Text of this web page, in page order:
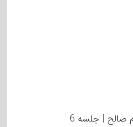
| جلسه 6